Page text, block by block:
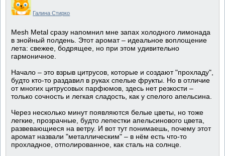
Галина Стирко
Mesh Metal сразу напомнил мне запах холодного лимонада
в знойный полдень. Этот аромат – идеальное воплощение
лета: свежее, бодрящее, но при этом удивительно
гармоничное.
Начало – это взрыв цитрусов, которые и создают "прохладу",
будто кто-то раздавил в руках спелые фрукты. Но в отличие
от многих цитрусовых парфюмов, здесь нет резкости –
только сочность и легкая сладость, как у спелого апельсина.
Через несколько минут появляются белые цветы, но тоже
легкие, прозрачные, будто лепестки апельсинового цвета,
развевающиеся на ветру. И вот тут понимаешь, почему этот
аромат назвали "металлическим" – в нём есть что-то
прохладное, отполированное, как сталь на солнце.